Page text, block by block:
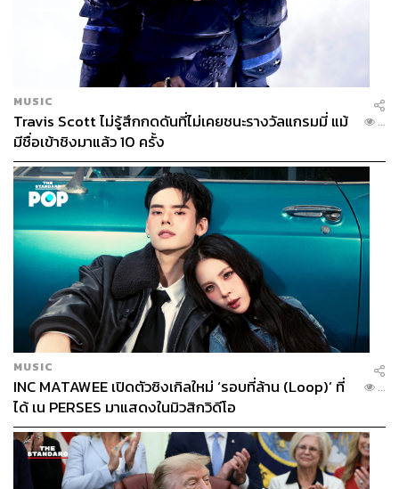
MUSIC
Travis Scott ไม่รู้สึกกดดันที่ไม่เคยชนะรางวัลแกรมมี่ แม้
มีชื่อเข้าชิงมาแล้ว 10 ครั้ง
...
MUSIC
INC MATAWEE เปิดตัวซิงเกิลใหม่ ‘รอบที่ล้าน (Loop)’ ที่
ได้ เน PERSES มาแสดงในมิวสิกวิดีโอ
...